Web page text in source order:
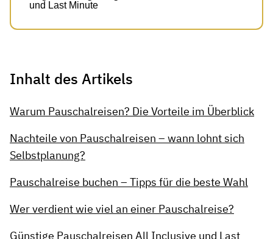
und Last Minute
Inhalt des Artikels
Warum Pauschalreisen? Die Vorteile im Überblick
Nachteile von Pauschalreisen – wann lohnt sich
Selbstplanung?
Pauschalreise buchen – Tipps für die beste Wahl
Wer verdient wie viel an einer Pauschalreise?
Günstige Pauschalreisen All Inclusive und Last